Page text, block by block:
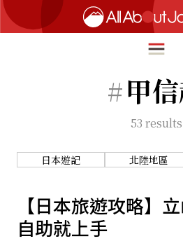
深度旅遊
美食尋味
流行文化
#甲
53 results
日本遊記 北陸地區
【日本旅遊攻略】
自助就上手